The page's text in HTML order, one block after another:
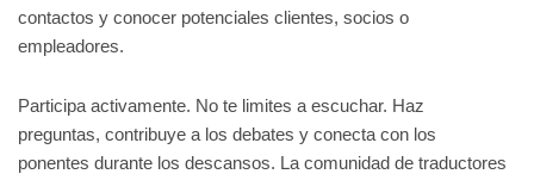
contactos y conocer potenciales clientes, socios o
empleadores.
Participa activamente. No te limites a escuchar. Haz
preguntas, contribuye a los debates y conecta con los
ponentes durante los descansos. La comunidad de traductores